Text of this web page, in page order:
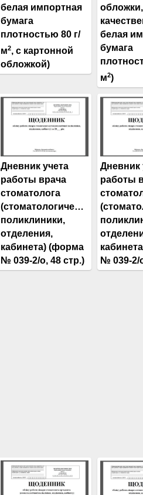
белая импортная
бумага
плотностью 80 г/
м2, с картонной
обложкой)
обложки,
белая
бумага
м2)
Дневник учета
работы врача
стоматолога
(стоматологической
поликлиники,
отделения,
кабинета) (форма
№ 039-2/о, 48 стр.)
Дневник
работы
№ 039-2/